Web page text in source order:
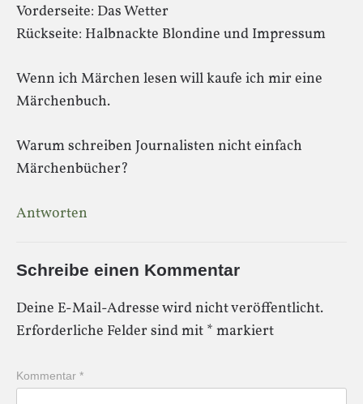
Vorderseite: Das Wetter
Rückseite: Halbnackte Blondine und Impressum
Wenn ich Märchen lesen will kaufe ich mir eine
Märchenbuch.
Warum schreiben Journalisten nicht einfach
Märchenbücher?
Antworten
Schreibe einen Kommentar
Deine E-Mail-Adresse wird nicht veröffentlicht.
Erforderliche Felder sind mit * markiert
Kommentar *